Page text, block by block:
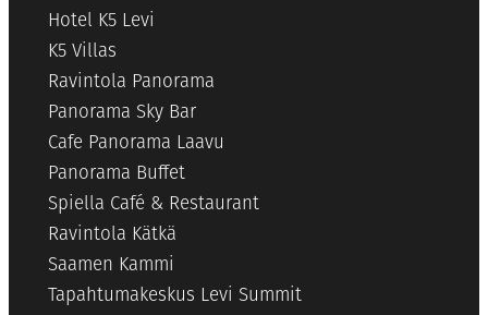
Hotel K5 Levi
K5 Villas
Ravintola Panorama
Panorama Sky Bar
Cafe Panorama Laavu
Panorama Buffet
Spiella Café & Restaurant
Ravintola Kätkä
Saamen Kammi
Tapahtumakeskus Levi Summit